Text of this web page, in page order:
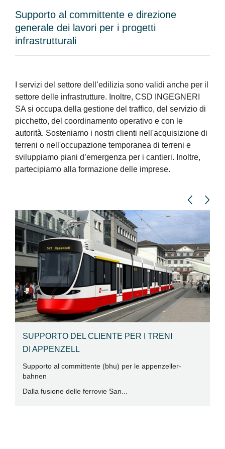
Supporto al committente e direzione
generale dei lavori per i progetti
infrastrutturali
I servizi del settore dell’edilizia sono validi anche per il
settore delle infrastrutture. Inoltre, CSD INGEGNERI
SA si occupa della gestione del traffico, del servizio di
picchetto, del coordinamento operativo e con le
autorità. Sosteniamo i nostri clienti nell'acquisizione di
terreni o nell'occupazione temporanea di terreni e
sviluppiamo piani d’emergenza per i cantieri. Inoltre,
partecipiamo alla formazione delle imprese.
SUPPORTO DEL CLIENTE PER I TRENI
DI APPENZELL
Supporto al committente (bhu) per le appenzeller-
bahnen
Dalla fusione delle ferrovie San...